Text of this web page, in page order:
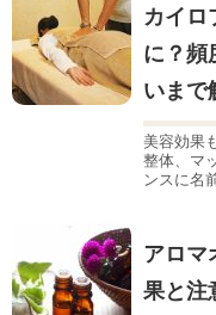
カイロ
に？頻
いまで
美容効果
整体、マ
ンスに名
アロマ
果と注